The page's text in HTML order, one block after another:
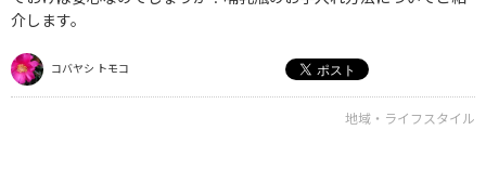
介します。
コバヤシ トモコ
地域・ライフスタイル